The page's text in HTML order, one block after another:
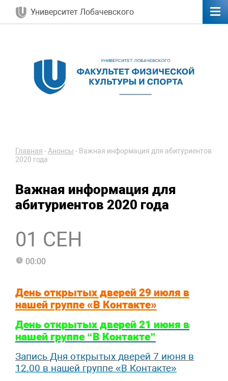
Университет Лобачевского
Главная -Анонсы - Важная информация для абитуриентов
2020 года
Важная информация для
абитуриентов 2020 года
01 СЕН
00:00
День открытых дверей 29 июля в
нашей группе «В Контакте»
День открытых дверей 21 июня в
нашей группе “В Контакте”
Запись Дня открытых дверей 7 июня в
12.00 в нашей группе «В Контакте»